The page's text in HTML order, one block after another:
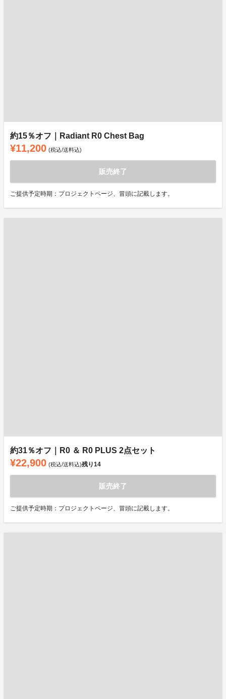
約15％オフ｜Radiant R0 Chest Bag
¥11,200 (税込/送料込)
販売終了
ご提供予定時期：プロジェクトページ、冒頭に記載します。
約31％オフ｜R0 ＆ R0 PLUS 2点セット
¥22,900 (税込/送料込)残り14
販売終了
ご提供予定時期：プロジェクトページ、冒頭に記載します。